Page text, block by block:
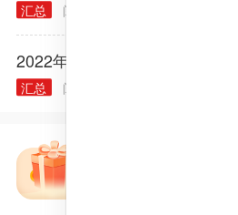
汇总 阅读量： 40370
2022年中医执业医师资格考试
汇总 阅读量： 40299